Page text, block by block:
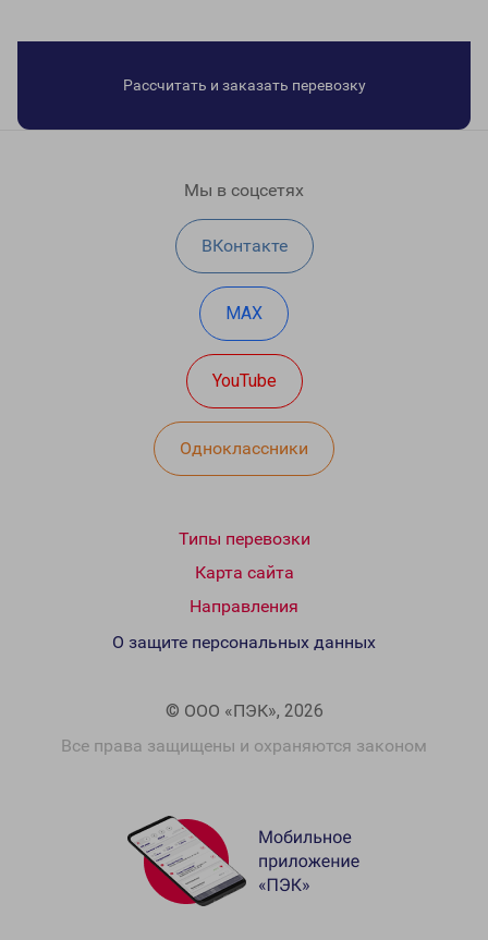
Рассчитать и заказать перевозку
Мы в соцсетях
ВКонтакте
MAX
YouTube
Одноклассники
Типы перевозки
Карта сайта
Направления
© ООО «ПЭК», 2026
Все права защищены и охраняются законом
О защите персональных данных